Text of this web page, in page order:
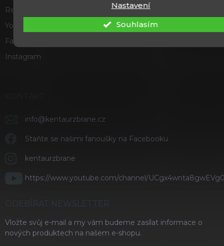
Nastavení
Souhlasím
Recenze a hodnocení
Youtube
Facebook
Instagram
info@kentaurzbrane.cz
Staňte se našimi fanoušky na Facebooku
kentaurzbrane
https://www.youtube.com/channel/
Vložte svůj e-mail a my vám budeme zasílat informace o
nových produktech na našem e-shopu.